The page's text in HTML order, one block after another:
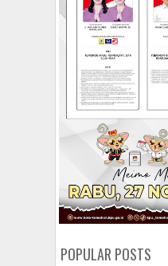
POPULAR POSTS